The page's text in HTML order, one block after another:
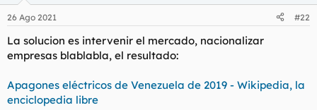
26 Ago 2021 #22
La solucion es intervenir el mercado, nacionalizar
empresas blablabla, el resultado:
Apagones eléctricos de Venezuela de 2019 - Wikipedia, la
enciclopedia libre